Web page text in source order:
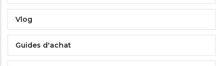
Vlog
Guides d'achat